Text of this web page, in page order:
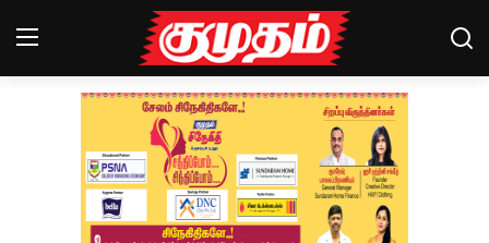
Magazines